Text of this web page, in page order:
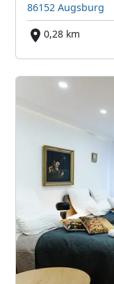
86152 Augsburg
0,28 km